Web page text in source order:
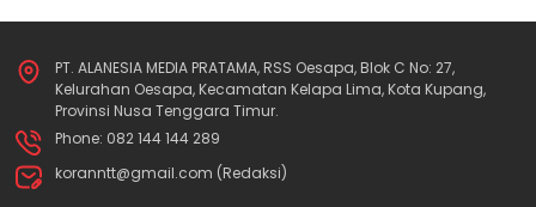
PT. ALANESIA MEDIA PRATAMA, RSS Oesapa, Blok C No: 27,
Kelurahan Oesapa, Kecamatan Kelapa Lima, Kota Kupang,
Provinsi Nusa Tenggara Timur.
Phone: 082 144 144 289
koranntt@gmail.com (Redaksi)